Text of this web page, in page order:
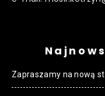
Zapraszamy na nową